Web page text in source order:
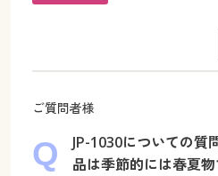
ご質問者様
JP-1030についての質
品は季節的には春夏